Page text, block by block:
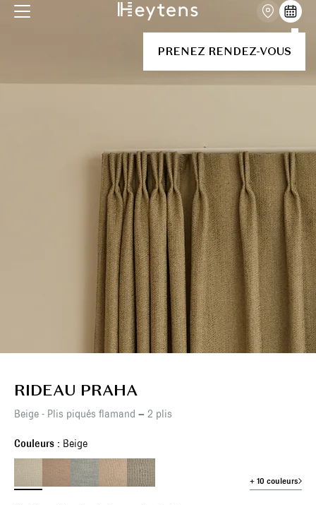
PRENEZ RENDEZ-VOUS
RIDEAU PRAHA
Beige - Plis piqués flamand – 2 plis
Couleurs : Beige
+ 10 couleurs